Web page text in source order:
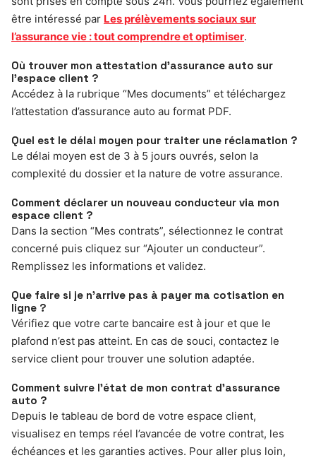
être intéressé par Les prélèvements sociaux sur
l’assurance vie : tout comprendre et optimiser.
Où trouver mon attestation d’assurance auto sur
l’espace client ?
Accédez à la rubrique “Mes documents” et téléchargez
l’attestation d’assurance auto au format PDF.
Quel est le délai moyen pour traiter une réclamation ?
Le délai moyen est de 3 à 5 jours ouvrés, selon la
complexité du dossier et la nature de votre assurance.
Comment déclarer un nouveau conducteur via mon
espace client ?
Dans la section “Mes contrats”, sélectionnez le contrat
concerné puis cliquez sur “Ajouter un conducteur”.
Remplissez les informations et validez.
Que faire si je n’arrive pas à payer ma cotisation en
ligne ?
Vérifiez que votre carte bancaire est à jour et que le
plafond n’est pas atteint. En cas de souci, contactez le
service client pour trouver une solution adaptée.
Comment suivre l’état de mon contrat d’assurance
auto ?
Depuis le tableau de bord de votre espace client,
visualisez en temps réel l’avancée de votre contrat, les
échéances et les garanties actives. Pour aller plus loin,